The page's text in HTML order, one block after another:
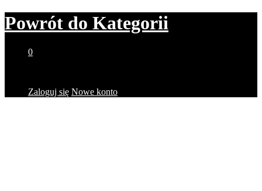
Powrót do Kategorii
0
Zaloguj się Nowe konto